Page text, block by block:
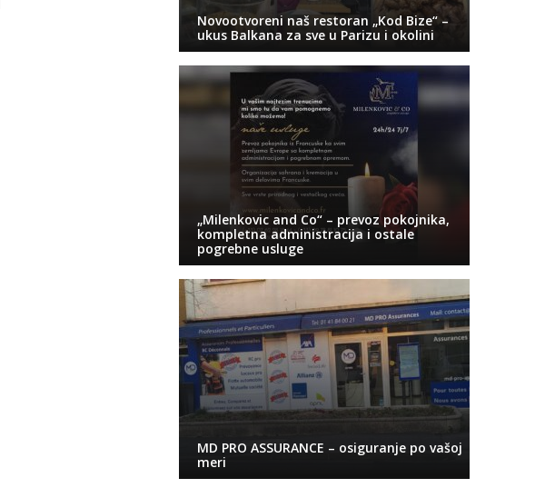
Novootvoreni naš restoran „Kod Bize“ –
ukus Balkana za sve u Parizu i okolini
„Milenkovic and Co“ – prevoz pokojnika,
kompletna administracija i ostale
pogrebne usluge
MD PRO ASSURANCE – osiguranje po vašoj
meri